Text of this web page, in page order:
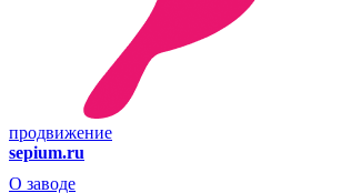
продвижение
sepium.ru
О заводе